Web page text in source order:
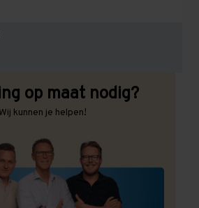
op maat nodig?
Wij kunnen je helpen!